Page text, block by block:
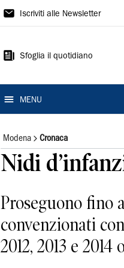
Gazzetta
Modena
Iscriviti alle Newsletter
Sfoglia il quotidiano
MENU
Modena Cronaca
Nidi
Proseguono fino
convenzionati
2012, 2013 e